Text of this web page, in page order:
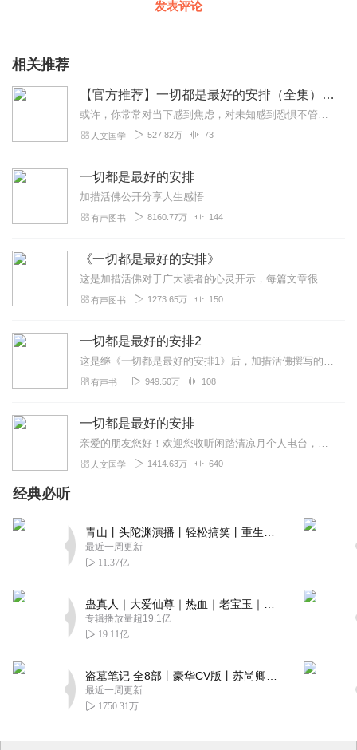
发表评论
相关推荐
【官方推荐】一切都是最好的安排（全集）加措“人生智慧三部曲”
或许，你常常对当下感到焦虑，对未知感到恐惧不管你想成为怎样的人，面对世间何种烦恼你都可以在加措活佛的加持和开示中，获得改变的力量百万册畅销书作者加措活佛的逆境求...
人文国学 527.82万 73
一切都是最好的安排
加措活佛公开分享人生感悟
有声图书 8160.77万 144
《一切都是最好的安排》
这是加措活佛对于广大读者的心灵开示，每篇文章很短，却不乏给予心灵力量的源泉，深入浅出，生动形象……，让听者反观内心，正视自己，树立正确的人生方向和生活态度，乐观...
有声图书 1273.65万 150
一切都是最好的安排2
这是继《一切都是最好的安排1》后，加措活佛撰写的第二部，此书中多了很多生动鲜活的小故事，结合深入浅出的禅意道理，让人深入浅出，感受颇深……
有声书 949.50万 108
一切都是最好的安排
亲爱的朋友您好！欢迎您收听闲踏清凉月个人电台，今天为您推荐加措活佛的一本书《一切都是最好的安排》，加措活佛是扎嘎寺活佛，慈爱基金的发起人，80后最具影响力的精神...
人文国学 1414.63万 640
经典必听
最近一周更新
11.37亿
专辑播放量超19.1亿
19.11亿
最近一周更新
1750.31万